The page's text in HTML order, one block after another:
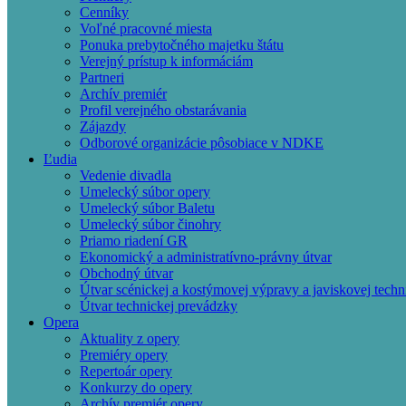
Cenníky
Voľné pracovné miesta
Ponuka prebytočného majetku štátu
Verejný prístup k informáciám
Partneri
Archív premiér
Profil verejného obstarávania
Zájazdy
Odborové organizácie pôsobiace v NDKE
Ľudia
Vedenie divadla
Umelecký súbor opery
Umelecký súbor Baletu
Umelecký súbor činohry
Priamo riadení GR
Ekonomický a administratívno-právny útvar
Obchodný útvar
Útvar scénickej a kostýmovej výpravy a javiskovej
Útvar technickej prevádzky
Opera
Aktuality z opery
Premiéry opery
Repertoár opery
Konkurzy do opery